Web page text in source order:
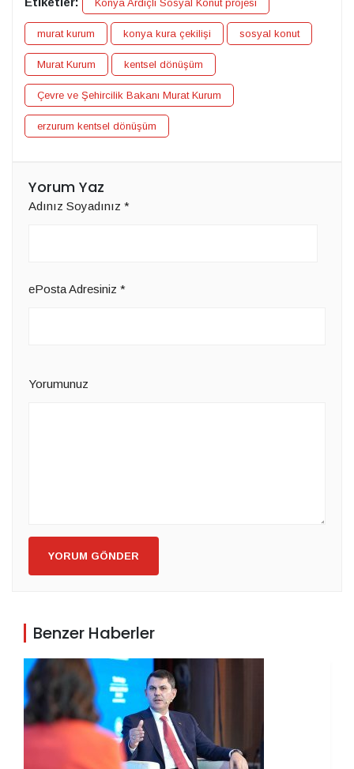
Konya Ardıçlı Sosyal Konut projesi
murat kurum konya kura çekilişi sosyal konut
Murat Kurum kentsel dönüşüm
Çevre ve Şehircilik Bakanı Murat Kurum
erzurum kentsel dönüşüm
Yorum Yaz
Adınız Soyadınız *
ePosta Adresiniz *
Yorumunuz
YORUM GÖNDER
Benzer Haberler